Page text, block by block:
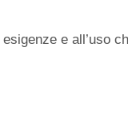
e all’uso